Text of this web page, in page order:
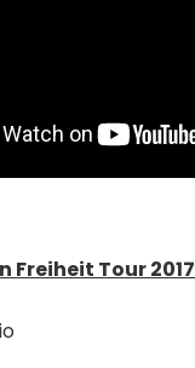
Freiheit Tour 2017